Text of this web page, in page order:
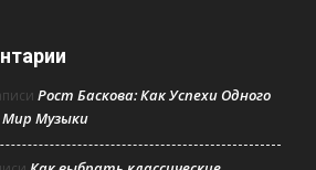
Рост Баскова: Как Успехи Одного
Музыки